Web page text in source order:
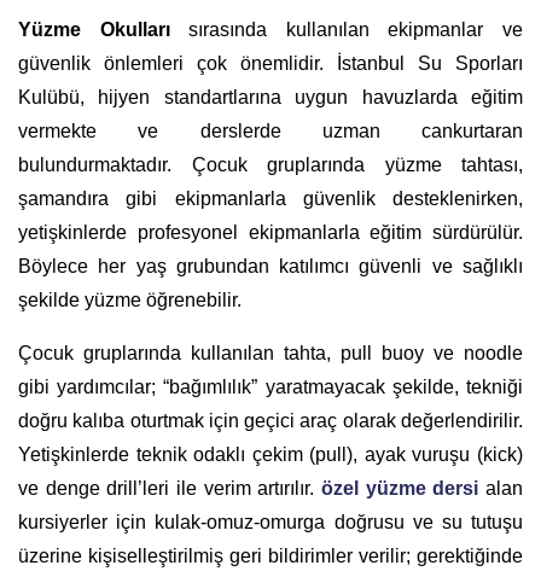
Yüzme Okullarısırasında kullanılan ekipmanlar ve
güvenlik önlemleri çok önemlidir. İstanbul Su Sporları
Kulübü, hijyen standartlarına uygun havuzlarda eğitim
vermekte ve derslerde uzman cankurtaran
bulundurmaktadır. Çocuk gruplarında yüzme tahtası,
şamandıra gibi ekipmanlarla güvenlik desteklenirken,
yetişkinlerde profesyonel ekipmanlarla eğitim sürdürülür.
Böylece her yaş grubundan katılımcı güvenli ve sağlıklı
şekilde yüzme öğrenebilir.
Çocuk gruplarında kullanılan tahta, pull buoy ve noodle
gibi yardımcılar; “bağımlılık” yaratmayacak şekilde, tekniği
doğru kalıba oturtmak için geçici araç olarak değerlendirilir.
Yetişkinlerde teknik odaklı çekim (pull), ayak vuruşu (kick)
ve denge drill’leri ile verim artırılır. özel yüzme dersi alan
kursiyerler için kulak-omuz-omurga doğrusu ve su tutuşu
üzerine kişiselleştirilmiş geri bildirimler verilir; gerektiğinde